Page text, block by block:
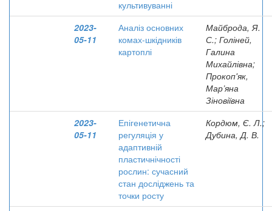
культивуванні
2023-
05-11
Аналіз основних
комах-шкідників
картоплі
Майброда, Я.
С.; Голіней,
Галина
Михайлівна;
Прокоп'як,
Мар’яна
Зіновіївна
2023-
05-11
Епігенетична
регуляція у
адаптивній
пластичнічності
рослин: сучасний
стан досліджень та
точки росту
Кордюм, Є. Л.;
Дубина, Д. В.